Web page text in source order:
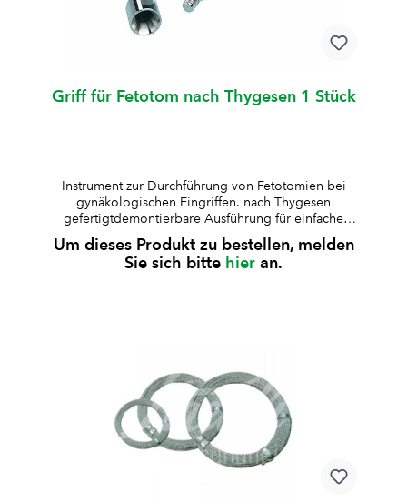
Griff für Fetotom nach Thygesen 1 Stück
Instrument zur Durchführung von Fetotomien bei
gynäkologischen Eingriffen. nach Thygesen
gefertigtdemontierbare Ausführung für einfache
Reinigung und TransportLänge 85 cmmit Griff zur
Fixierung der geburtshilflichen Kettevernickelte
Ausführung Zubehör: Tasche aus Kunstleder,
Um dieses Produkt zu bestellen, melden
Sie sich bitte hier an.